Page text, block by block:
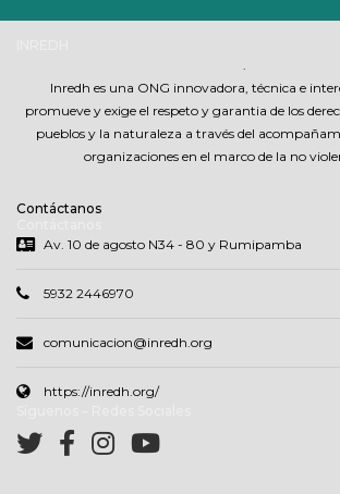
.
Inredh es una ONG innovadora, técnica e
promueve y exige el respeto y garantia de los
pueblos y la naturaleza a través del
organizaciones en el marco de la no
Contáctanos
Av. 10 de agosto N34 - 80 y Rumipamba
5932 2446970
comunicacion@inredh.org
https://inredh.org/